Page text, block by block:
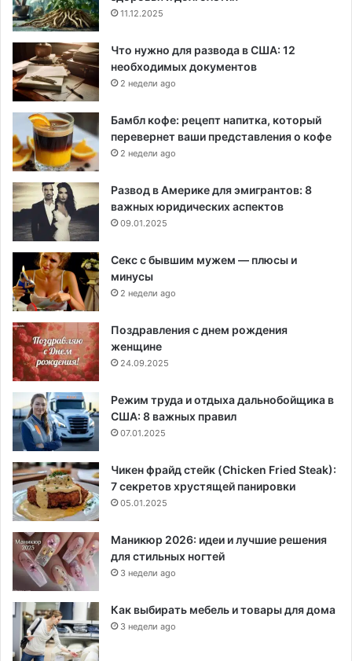
11.12.2025
Что нужно для развода в США: 12
необходимых документов
2 недели ago
Бамбл кофе: рецепт напитка, который
перевернет ваши представления о кофе
2 недели ago
Развод в Америке для эмигрантов: 8
важных юридических аспектов
09.01.2025
Секс с бывшим мужем — плюсы и
минусы
2 недели ago
Поздравления с днем рождения
женщине
24.09.2025
Режим труда и отдыха дальнобойщика в
США: 8 важных правил
07.01.2025
Чикен фрайд стейк (Chicken Fried Steak):
7 секретов хрустящей панировки
05.01.2025
Маникюр 2026: идеи и лучшие решения
для стильных ногтей
3 недели ago
Как выбирать мебель и товары для дома
3 недели ago